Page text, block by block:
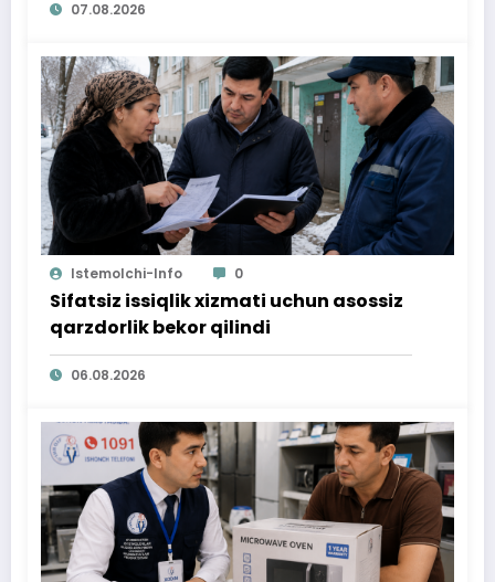
07.08.2026
Istemolchi-Info 0
Sifatsiz issiqlik xizmati uchun asossiz
qarzdorlik bekor qilindi
06.08.2026